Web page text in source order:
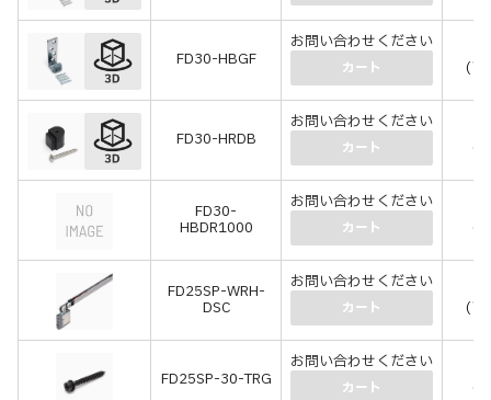
FD30-HBGF
お問い合わせください
カート (￥
FD30-HRDB
お問い合わせください
カート (
FD30-
HBDR1000
お問い合わせください
カート (
FD25SP-WRH-
DSC
お問い合わせください
カート (￥
FD25SP-30-TRG
お問い合わせください
カート (